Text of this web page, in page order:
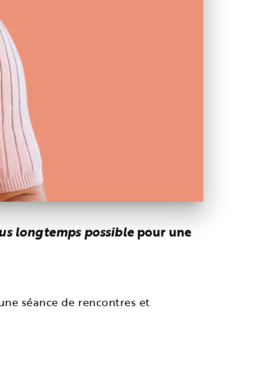
longtemps possiblepour une
séance de rencontres et